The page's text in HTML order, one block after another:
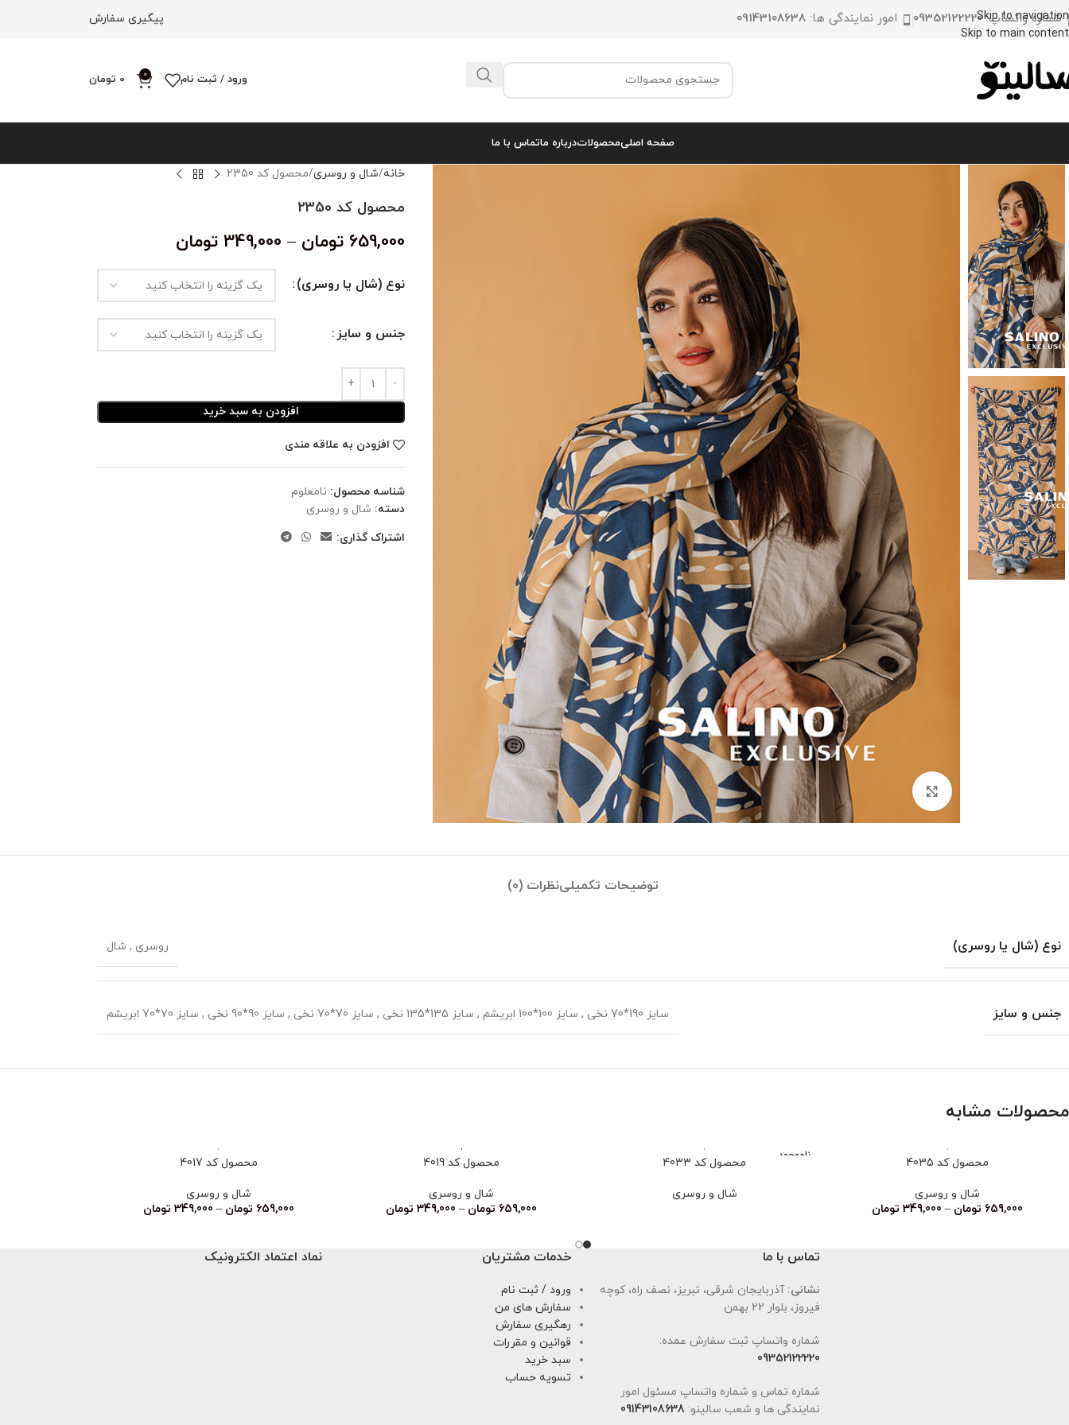
Skip to navigation
Skip to main content
شماره واتساپ:09352122220 امور نمایندگی ها: 09143108638 پیگیری سفارش
ورود / ثبت نام 0
0 تومان
صفحه اصلیمحصولاتدرباره ماتماس با ما
بزرگنمایی تصویر
خانه شال و روسری محصول کد 2350
محصول کد 2350
659,000 تومان –
349,000 تومان
نوع (شال یا روسری)
جنس و سایز
افزودن به سبد خرید
افزودن به علاقه مندی
شناسه محصول: نامعلوم
دسته: شال و روسری
اشتراک گذاری:
توضیحات تکمیلینظرات (0)
نوع (شال یا روسری) روسری , شال
جنس و سایز سایز 190*70 نخی , سایز 100*100 ابریشم , سایز 135*135 نخی , سایز 70*70 نخی , سایز 90*90 نخی , سایز 70*70 ابریشم
محصولات مشابه
محصول کد 4035
شال و روسری
659,000 تومان –
349,000 تومان
ناموجود محصول کد 4033
شال و روسری
محصول کد 4019
شال و روسری
659,000 تومان –
349,000 تومان
محصول کد 4017
شال و روسری
659,000 تومان –
349,000 تومان
تماس با ما
نشانی: آذربایجان شرقی، تبریز، نصف راه، کوچه
فیروز، بلوار 22 بهمن
شماره واتساپ ثبت سفارش عمده:
09352122220
شماره تماس و شماره واتساپ مسئول امور
نمایندگی ها و شعب سالینو: 09143108638
خدمات مشتریان
ورود / ثبت نام
سفارش های من
رهگیری سفارش
قوانین و مقررات
سبد خرید
تسویه حساب
نماد اعتماد الکترونیک